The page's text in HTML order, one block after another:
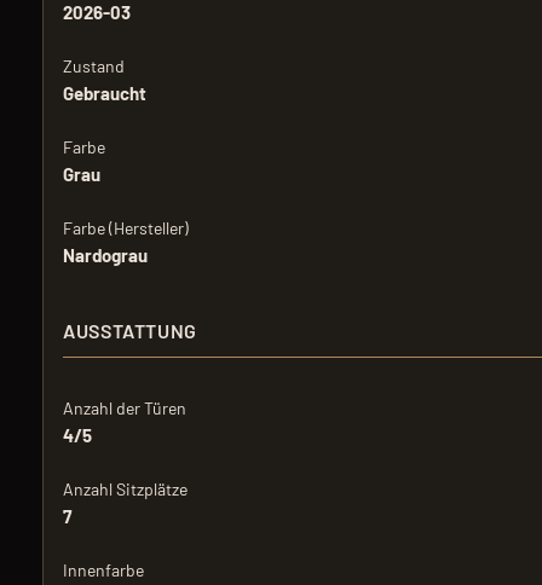
2026-03
Zustand
Gebraucht
Farbe
Grau
Farbe (Hersteller)
Nardograu
AUSSTATTUNG
Anzahl der Türen
4/5
Anzahl Sitzplätze
7
Innenfarbe